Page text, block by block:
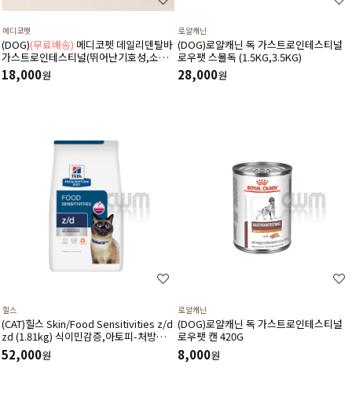
메디코펫
(DOG)(무료배송) 메디코펫 데일리덴탈바
가스트로인테스티널(뛰어난기호성,소화
기,췌장염,설사,구토,만성질환도움)
224g(14P)
18,000원
로얄캐닌
(DOG)로얄캐닌 독 가스트로인테스티널
로우팻 스몰독 (1.5KG,3.5KG)
28,000원
힐스
(CAT)힐스 Skin/Food Sensitivities z/d
zd (1.81kg) 식이민감증,아토피-처방식,
처방사료
52,000원
로얄캐닌
(DOG)로얄캐닌 독 가스트로인테스티널
로우팻 캔 420G
8,000원